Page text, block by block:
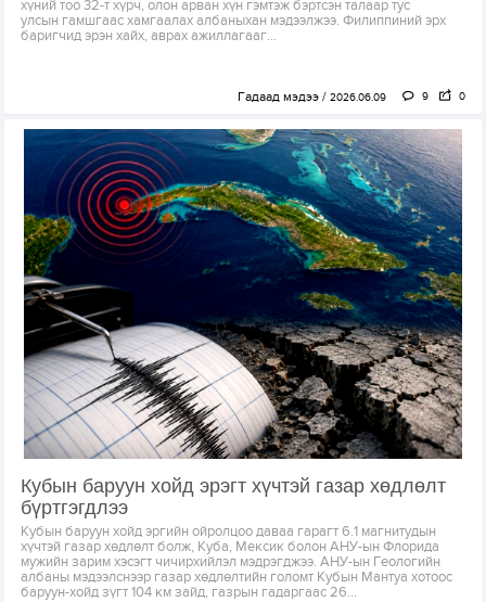
хүний тоо 32-т хүрч, олон арван хүн гэмтэж бэртсэн талаар тус
улсын гамшгаас хамгаалах албаныхан мэдээлжээ. Филиппиний эрх
баригчид эрэн хайх, аврах ажиллагааг...
Гадаад мэдээ 2026.06.09 9 0
Кубын баруун хойд эрэгт хүчтэй газар хөдлөлт
бүртгэгдлээ
Кубын баруун хойд эргийн ойролцоо даваа гарагт 6.1 магнитудын
хүчтэй газар хөдлөлт болж, Куба, Мексик болон АНУ-ын Флорида
мужийн зарим хэсэгт чичирхийлэл мэдрэгджээ. АНУ-ын Геологийн
албаны мэдээлснээр газар хөдлөлтийн голомт Кубын Мантуа хотоос
баруун-хойд зүгт 104 км зайд, газрын гадаргаас 26...